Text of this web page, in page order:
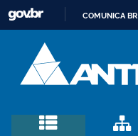
COMUNICA BR